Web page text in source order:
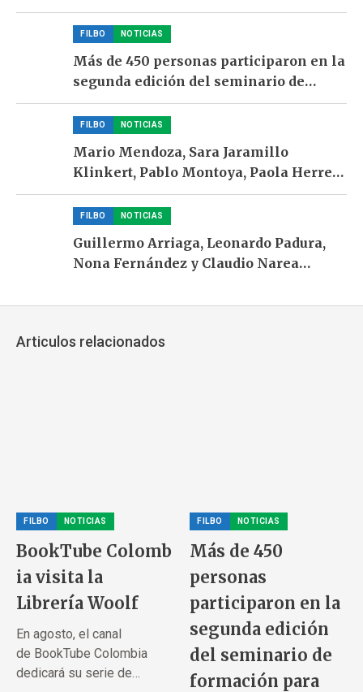
FILBO NOTICIAS
Más de 450 personas participaron en la
segunda edición del seminario de
formación para liderar clubes de
lectura
FILBO NOTICIAS
Mario Mendoza, Sara Jaramillo
Klinkert, Pablo Montoya, Paola Herrera
y María Elvira Samper llegan a Ulibro
2026
FILBO NOTICIAS
Guillermo Arriaga, Leonardo Padura,
Nona Fernández y Claudio Narea
salvaje’ en Ulibro 2026
Articulos relacionados
FILBO NOTICIAS
BookTube Colomb
ia visita la
Librería Woolf
En agosto, el canal
de BookTube Colombia
dedicará su serie de
FILBO NOTICIAS
Más de 450
personas
participaron en la
segunda edición
del seminario de
formación para